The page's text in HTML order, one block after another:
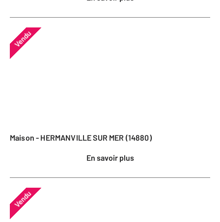
Vendu
Maison - HERMANVILLE SUR MER (14880)
En savoir plus
Vendu